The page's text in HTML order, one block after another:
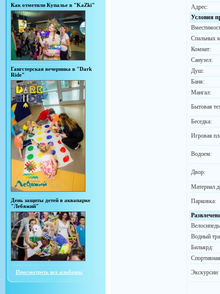
Как отметили Купалье в "KaZki"
Гангстерская вечеринка в "Dark
Ride"
День защиты детей в аквапарке
"Лебяжий"
Просмотреть все альбомы
Адрес:
Условия
Спальных
Комнат:
Санузел:
Душ:
Баня:
Мангал:
Бытовая
Беседка:
Игровая
Водоем:
Двор:
Материал
Парковка:
Водный
Бильярд:
Экскурсии: